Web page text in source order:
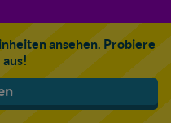
ansehen. Probiere
aus!